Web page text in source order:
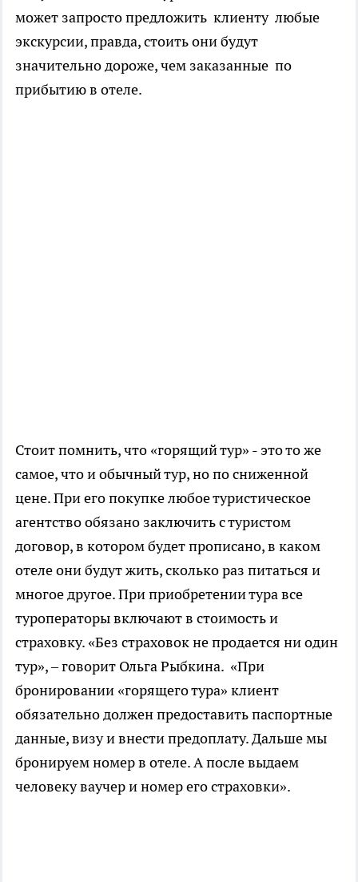
может запросто предложить клиенту любые
экскурсии, правда, стоить они будут
значительно дороже, чем заказанные по
прибытию в отеле.
Стоит помнить, что «горящий тур» - это то же
самое, что и обычный тур, но по сниженной
цене. При его покупке любое туристическое
агентство обязано заключить с туристом
договор, в котором будет прописано, в каком
отеле они будут жить, сколько раз питаться и
многое другое. При приобретении тура все
туроператоры включают в стоимость и
страховку. «Без страховок не продается ни один
тур», – говорит Ольга Рыбкина. «При
бронировании «горящего тура» клиент
обязательно должен предоставить паспортные
данные, визу и внести предоплату. Дальше мы
бронируем номер в отеле. А после выдаем
человеку ваучер и номер его страховки».